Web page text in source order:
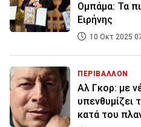
Ομπάμα: Τα
Ειρήνης
10 Οκτ 2025
ΠΕΡΙΒΑΛΛΟΝ
Αλ Γκορ: με
υπενθυμίζει
κατά του